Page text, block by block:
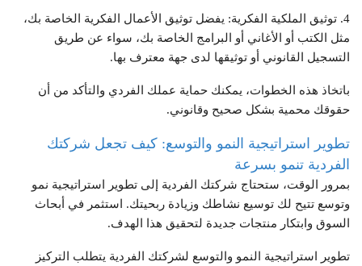
4. توثيق الملكية الفكرية: يفضل توثيق الأعمال الفكرية الخاصة بك،
مثل الكتب أو الأغاني أو البرامج الخاصة بك، سواء عن طريق
التسجيل القانوني أو توثيقها لدى جهة معترف بها.
باتخاذ هذه الخطوات، يمكنك حماية عملك الفردي والتأكد من أن
حقوقك محمية بشكل صحيح وقانوني.
تطوير استراتيجية النمو والتوسع: كيف تجعل شركتك
الفردية تنمو بسرعة
بمرور الوقت، ستحتاج شركتك الفردية إلى تطوير استراتيجية نمو
وتوسع تتيح لك توسيع نشاطك وزيادة ربحيتك. استثمر في أبحاث
السوق وابتكار منتجات جديدة لتحقيق هذا الهدف.
تطوير استراتيجية النمو والتوسع لشركتك الفردية يتطلب التركيز